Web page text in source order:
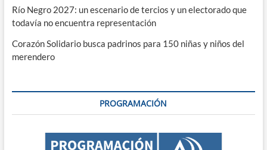
Río Negro 2027: un escenario de tercios y un electorado que
todavía no encuentra representación
Corazón Solidario busca padrinos para 150 niñas y niños del
merendero
PROGRAMACIÓN